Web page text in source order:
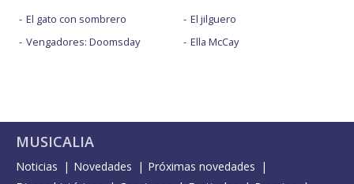
El gato con sombrero
Vengadores: Doomsday
El jilguero
Ella McCay
MUSICALIA
Noticias Novedades
Próximas novedades